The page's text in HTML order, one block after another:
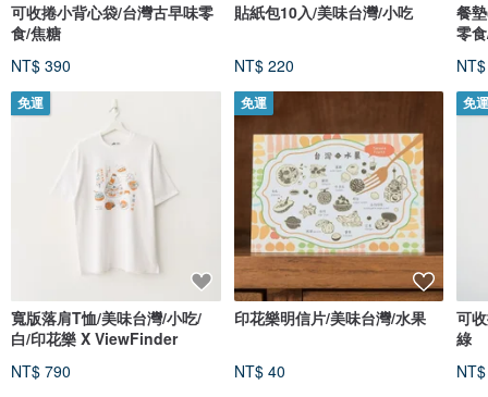
可收捲小背心袋/台灣古早味零
食/焦糖
NT$ 390
免運
寬版落肩T恤/美味台灣/小吃/
白/印花樂 X ViewFinder
NT$ 790
貼紙包10入/美味台灣/小吃
NT$ 220
免運
印花樂明信片/美味台灣/水果
NT$ 40
餐
零
免
可
綠